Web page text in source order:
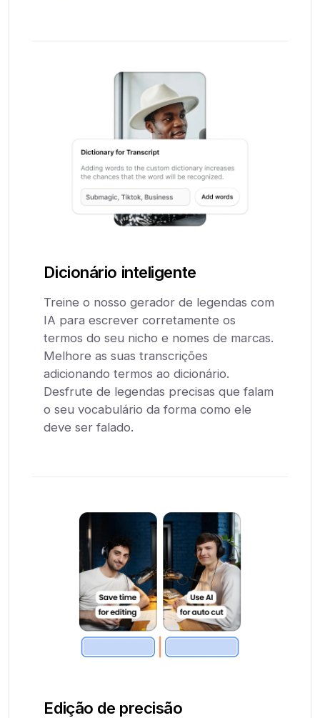
Dicionário inteligente
Treine o nosso gerador de legendas com
IA para escrever corretamente os
termos do seu nicho e nomes de marcas.
Melhore as suas transcrições
adicionando termos ao dicionário.
Desfrute de legendas precisas que falam
o seu vocabulário da forma como ele
deve ser falado.
Edição de precisão